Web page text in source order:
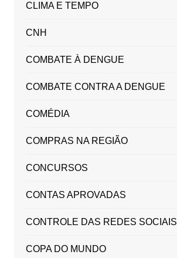
CLIMA E TEMPO
CNH
COMBATE À DENGUE
COMBATE CONTRA A DENGUE
COMÉDIA
COMPRAS NA REGIÃO
CONCURSOS
CONTAS APROVADAS
CONTROLE DAS REDES SOCIAIS
COPA DO MUNDO